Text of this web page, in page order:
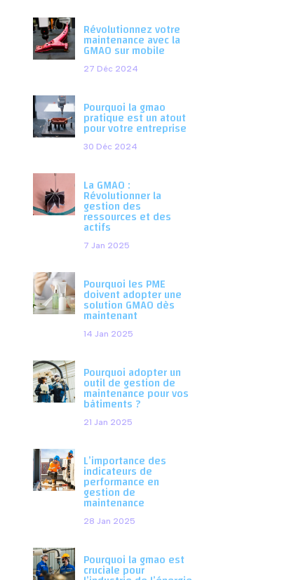
Révolutionnez votre
maintenance avec la
GMAO sur mobile
27 Déc 2024
Pourquoi la gmao
pratique est un atout
pour votre entreprise
30 Déc 2024
La GMAO :
Révolutionner la
gestion des
ressources et des
actifs
7 Jan 2025
Pourquoi les PME
doivent adopter une
solution GMAO dès
maintenant
14 Jan 2025
Pourquoi adopter un
outil de gestion de
maintenance pour vos
bâtiments ?
21 Jan 2025
L’importance des
indicateurs de
performance en
gestion de
maintenance
28 Jan 2025
Pourquoi la gmao est
cruciale pour